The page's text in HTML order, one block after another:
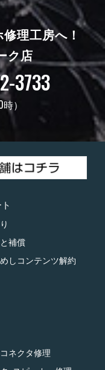
理工房へ！
ク店
3733
）
補償
しコンテンツ解約
ネクタ修理